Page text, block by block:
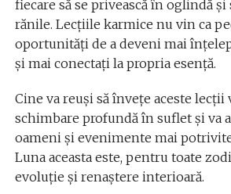
fiecare să se privească în oglindă și
rănile. Lecțiile karmice nu vin ca
oportunități de a deveni mai
și mai conectați la propria esență.
Cine va reuși să învețe aceste lecții
schimbare profundă în suflet și va
oameni și evenimente mai
Luna aceasta este, pentru toate
evoluție și renaștere interioară.